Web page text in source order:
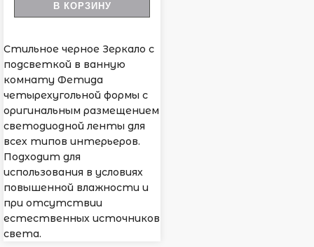
В КОРЗИНУ
Стильное черное Зеркало с
подсветкой в ванную
комнату Фетида
четырехугольной формы с
оригинальным размещением
светодиодной ленты для
всех типов интерьеров.
Подходит для
использования в условиях
повышенной влажности и
при отсутствии
естественных источников
света.